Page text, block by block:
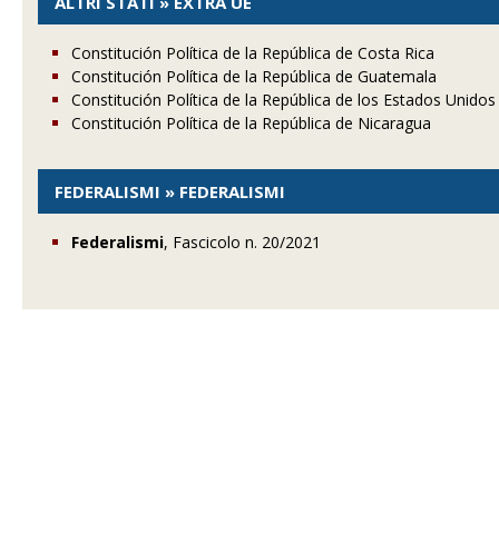
Constitución Política de la República de Costa Rica
Constitución Política de la República de Guatemala
Constitución Política de la República de los Estados
Constitución Política de la República de Nicaragua
FEDERALISMI » FEDERALISMI
Federalismi, Fascicolo n. 20/2021